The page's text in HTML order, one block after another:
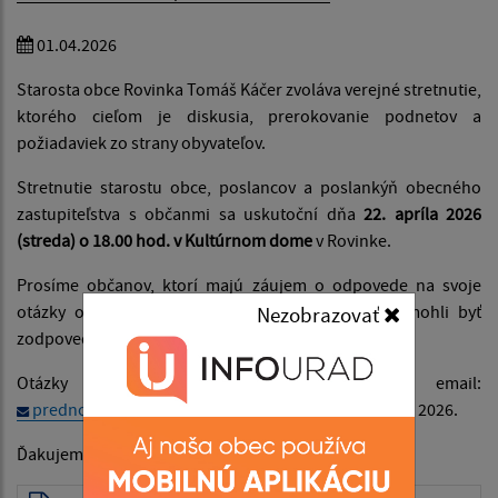
Nezobrazovať
01.04.2026
Starosta obce Rovinka Tomáš Káčer zvoláva verejné stretnutie,
ktorého cieľom je diskusia, prerokovanie podnetov a
požiadaviek zo strany obyvateľov.
Stretnutie starostu obce, poslancov a poslankýň obecného
zastupiteľstva s občanmi sa uskutoční dňa 22. apríla 2026
(streda) o 18.00 hod. v Kultúrnom domev Rovinke.
Prosíme občanov, ktorí majú záujem o odpovede na svoje
otázky o ich písomné zaslanie vopred tak, aby mohli byť
zodpovedne a komplexne zodpovedané.
Otázky je potrebné zaslať na email:
prednosta@obecrovinka.sk
najneskôr do 15. apríla 2026.
Ďakujeme.